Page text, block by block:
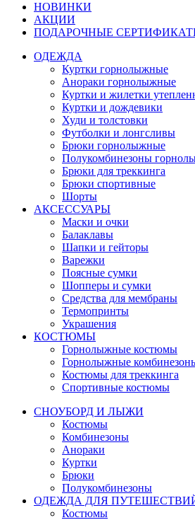
НОВИНКИ
АКЦИИ
ПОДАРОЧНЫЕ
ОДЕЖДА
Куртки горнолыжные
Анораки горнолыжные
Куртки и жилетки
Куртки и дождевики
Худи и толстовки
Футболки и лонгсливы
Брюки горнолыжные
Полукомбинезоны
Брюки для треккинга
Брюки спортивные
Шорты
АКСЕССУАРЫ
Маски и очки
Балаклавы
Шапки и гейторы
Варежки
Поясные сумки
Шопперы и сумки
Средства для мембраны
Термопринты
Украшения
КОСТЮМЫ
Горнолыжные костюмы
Горнолыжные
Костюмы для треккинга
Спортивные костюмы
СНОУБОРД И ЛЫЖИ
Костюмы
Комбинезоны
Анораки
Куртки
Брюки
Полукомбинезоны
ОДЕЖДА ДЛЯ
Костюмы